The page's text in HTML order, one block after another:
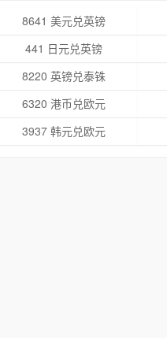
8641 美元兑英镑
441 日元兑英镑
8220 英镑兑泰铢
6320 港币兑欧元
3937 韩元兑欧元